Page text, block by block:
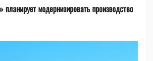
планирует модернизировать производство